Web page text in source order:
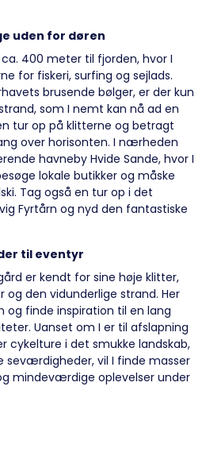
uden for døren
400 meter til fjorden, hvor I
for fiskeri, surfing og sejlads.
brusende bølger, er der kun
som I nemt kan nå ad en
tur op på klitterne og betragt
over horisonten. I nærheden
havneby Hvide Sande, hvor I
lokale butikker og måske
Tag også en tur op i det
Fyrtårn og nyd den fantastiske
til eventyr
er kendt for sine høje klitter,
den vidunderlige strand. Her
og finde inspiration til en lang
Uanset om I er til afslapning
cykelture i det smukke landskab,
seværdigheder, vil I finde masser
mindeværdige oplevelser under